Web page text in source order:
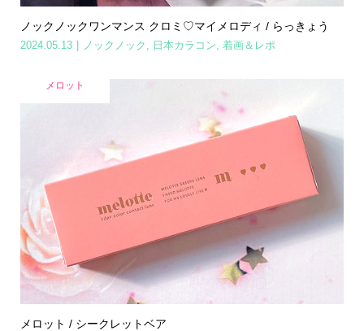
ノックノックワンマンス クロミ♡マイメロディ / らっきょう
2024.05.13 ノックノック , 日本カラコン, 着画＆レポ
メロット
メロット / シークレットベア